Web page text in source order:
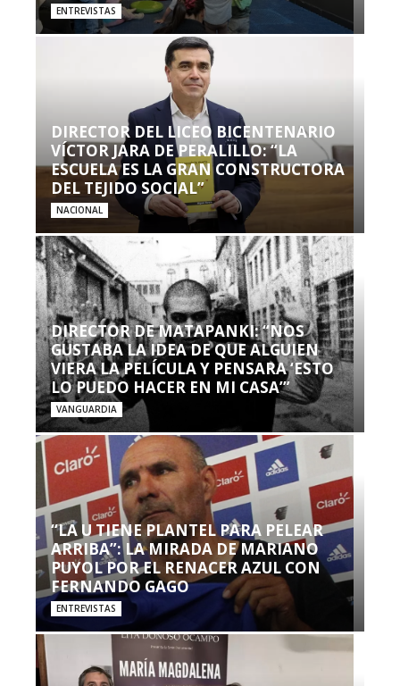
ENTREVISTAS
DIRECTOR DEL LICEO BICENTENARIO
VÍCTOR JARA DE PERALILLO: “LA
ESCUELA ES LA GRAN CONSTRUCTORA
DEL TEJIDO SOCIAL”
NACIONAL
DIRECTOR DE MATAPANKI: “NOS
GUSTABA LA IDEA DE QUE ALGUIEN
VIERA LA PELÍCULA Y PENSARA ‘ESTO
LO PUEDO HACER EN MI CASA’”
VANGUARDIA
“LA U TIENE PLANTEL PARA PELEAR
ARRIBA”: LA MIRADA DE MARIANO
PUYOL POR EL RENACER AZUL CON
FERNANDO GAGO
ENTREVISTAS